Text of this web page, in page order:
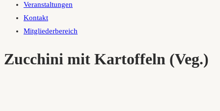
Veranstaltungen
Kontakt
Mitgliederbereich
Zucchini mit Kartoffeln (Veg.)